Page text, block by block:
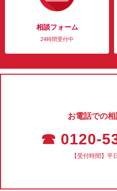
相談フォーム
24時間受付中
お電話での
☎ 0120-
【受付時間】平